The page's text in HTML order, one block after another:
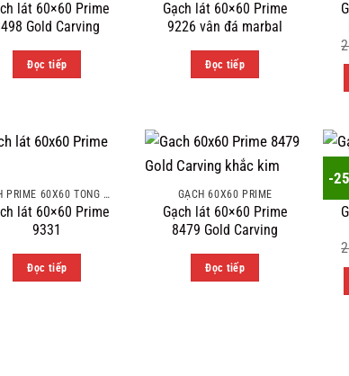
lát 60×60 Prime
Gold Carving
Đọc tiếp
Gạch lát 60×60 Prime
9226 vân đá marbal
Đọc tiếp
GẠCH PRIME 60X60 TÔNG MÀU ĐẬM VÂN ĐÁ
lát 60×60 Prime
9331
Đọc tiếp
GẠCH 60X60 PRIME
Gạch lát 60×60 Prime
8479 Gold Carving
Đọc tiếp
-